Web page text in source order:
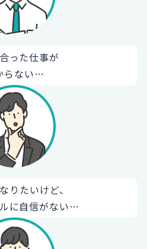
った仕事が
らない…
りたいけど、
に自信がない…